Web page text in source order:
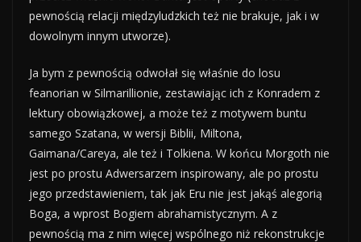
pewnością relacji międzyludzkich też nie brakuje, jak i w
dowolnym innym utworze).
Ja bym z pewnością odwołał się właśnie do losu
feanorian w Silmarillionie, zestawiając ich z Konradem z
lektury obowiązkowej, a może też z motywem buntu
samego Szatana, w wersji Biblii, Miltona,
Gaimana/Careya, ale też i Tolkiena. W końcu Morgoth nie
jest po prostu Adwersarzem inspirowany, ale po prostu
jego przedstawieniem, tak jak Eru nie jest jakąś alegorią
Boga, a wprost Bogiem abrahamistycznym. A z
pewnością ma z nim więcej wspólnego niż rekonstrukcje